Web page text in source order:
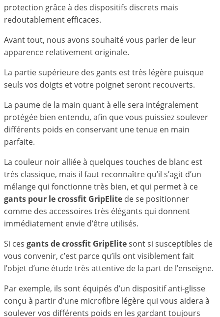
protection grâce à des dispositifs discrets mais
redoutablement efficaces.
Avant tout, nous avons souhaité vous parler de leur
apparence relativement originale.
La partie supérieure des gants est très légère puisque
seuls vos doigts et votre poignet seront recouverts.
La paume de la main quant à elle sera intégralement
protégée bien entendu, afin que vous puissiez soulever
différents poids en conservant une tenue en main
parfaite.
La couleur noir alliée à quelques touches de blanc est
très classique, mais il faut reconnaître qu’il s’agit d’un
mélange qui fonctionne très bien, et qui permet à ce
gants pour le crossfit GripElite de se positionner
comme des accessoires très élégants qui donnent
immédiatement envie d’être utilisés.
Si ces gants de crossfit GripElitesont si susceptibles de
vous convenir, c’est parce qu’ils ont visiblement fait
l’objet d’une étude très attentive de la part de l’enseigne.
Par exemple, ils sont équipés d’un dispositif anti-glisse
conçu à partir d’une microfibre légère qui vous aidera à
soulever vos différents poids en les gardant toujours